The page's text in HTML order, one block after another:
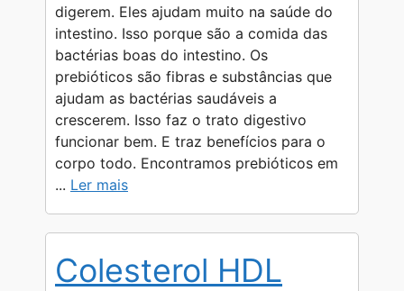
digerem. Eles ajudam muito na saúde do
intestino. Isso porque são a comida das
bactérias boas do intestino. Os
prebióticos são fibras e substâncias que
ajudam as bactérias saudáveis a
crescerem. Isso faz o trato digestivo
funcionar bem. E traz benefícios para o
corpo todo. Encontramos prebióticos em
... Ler mais
Colesterol HDL